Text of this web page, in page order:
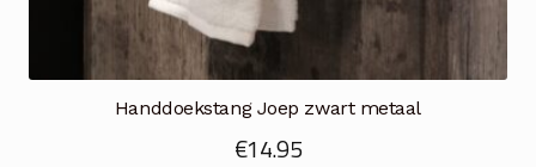
Handdoekstang Joep zwart metaal
€14.95